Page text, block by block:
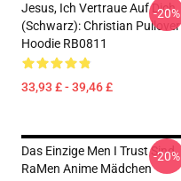
Jesus, Ich Vertraue Auf Dich
(schwarz): Christian Pullover
Hoodie RB0811
33,93 £ - 39,46 £
-20%
Das Einzige Men I Trust Sind
RaMen Anime Mädchen
-20%